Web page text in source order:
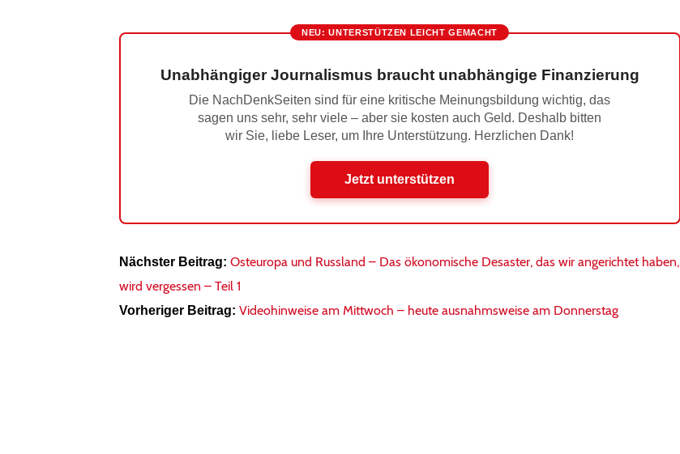
NEU: UNTERSTÜTZEN LEICHT GEMACHT
Unabhängiger Journalismus braucht unabhängige Finanzierung
Die NachDenkSeiten sind für eine kritische Meinungsbildung wichtig, das
sagen uns sehr, sehr viele – aber sie kosten auch Geld. Deshalb bitten
wir Sie, liebe Leser, um Ihre Unterstützung. Herzlichen Dank!
Jetzt unterstützen
Nächster Beitrag: Osteuropa und Russland – Das ökonomische Desaster, das wir angerichtet haben,
wird vergessen – Teil 1
Vorheriger Beitrag: Videohinweise am Mittwoch – heute ausnahmsweise am Donnerstag